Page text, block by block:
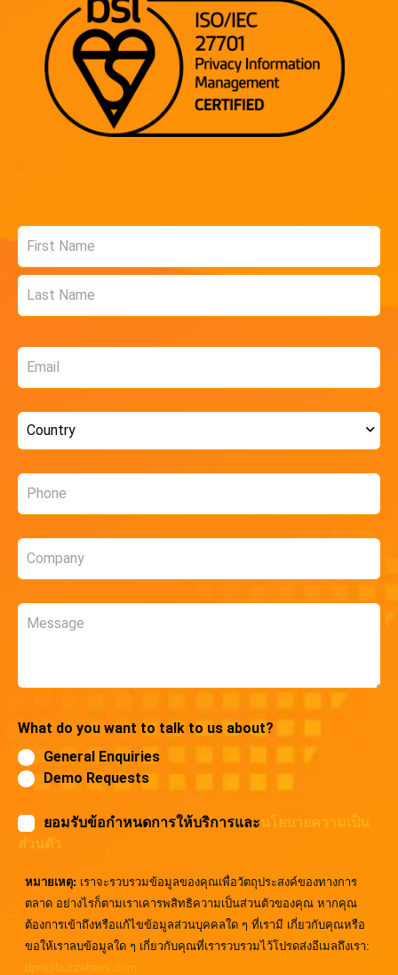
Name
Email
Country
Phone
Company
Message
What do you want to talk to us about?
General Enquiries
Demo Requests
ยอมรับข้อกำหนดการให้บริการและนโยบายความเป็น
ส่วนตัว
หมายเหตุ: เราจะรวบรวมข้อมูลของคุณเพื่อวัตถุประสงค์ของทางการ
ตลาด อย่างไรก็ตามเราเคารพสิทธิความเป็นส่วนตัวของคุณ หากคุณ
ต้องการเข้าถึงหรือแก้ไขข้อมูลส่วนบุคคลใด ๆ ที่เรามี เกี่ยวกับคุณหรือ
ขอให้เราลบข้อมูลใด ๆ เกี่ยวกับคุณที่เรารวบรวมไว้โปรดส่งอีเมลถึงเรา:
dpo@buzzebees.com